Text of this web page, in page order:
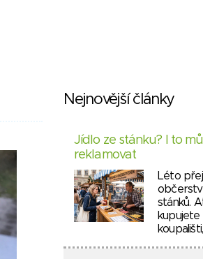
Nejnovější články
Jídlo ze stánku? I to
reklamovat
Léto
stánků.
kupujete